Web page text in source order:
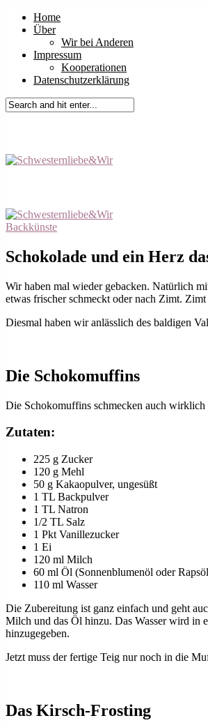
Home
Über
Wir bei Anderen
Impressum
Kooperationen
Datenschutzerklärung
Backkünste
Schokolade und ein Herz
Wir haben mal wieder gebacken. Natürlich
etwas frischer schmeckt oder nach Zimt. Zimt
Diesmal haben wir anlässlich des baldigen
Die Schokomuffins
Die Schokomuffins schmecken auch
Zutaten:
225 g Zucker
120 g Mehl
50 g Kakaopulver, ungesüßt
1 TL Backpulver
1 TL Natron
1/2 TL Salz
1 Pkt Vanillezucker
1 Ei
120 ml Milch
60 ml Öl (Sonnenblumenöl oder
110 ml Wasser
Die Zubereitung ist ganz einfach und geht
Milch und das Öl hinzu. Das Wasser wird in
hinzugegeben.
Jetzt muss der fertige Teig nur noch in die
Das Kirsch-Frosting